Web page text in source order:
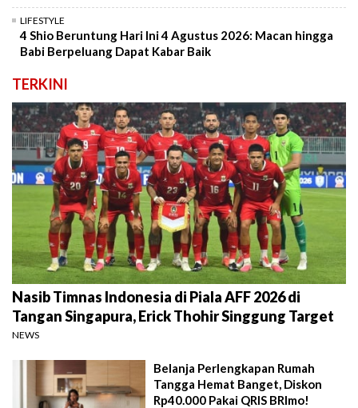
LIFESTYLE
4 Shio Beruntung Hari Ini 4 Agustus 2026: Macan hingga
Babi Berpeluang Dapat Kabar Baik
TERKINI
Nasib Timnas Indonesia di Piala AFF 2026 di
Tangan Singapura, Erick Thohir Singgung Target
NEWS
Belanja Perlengkapan Rumah
Tangga Hemat Banget, Diskon
Rp40.000 Pakai QRIS BRImo!